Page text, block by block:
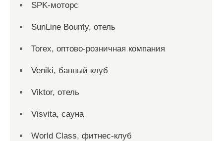
SPK-моторс
SunLine Bounty, отель
Torex, оптово-розничная компания
Veniki, банный клуб
Viktor, отель
Visvita, сауна
World Class, фитнес-клуб